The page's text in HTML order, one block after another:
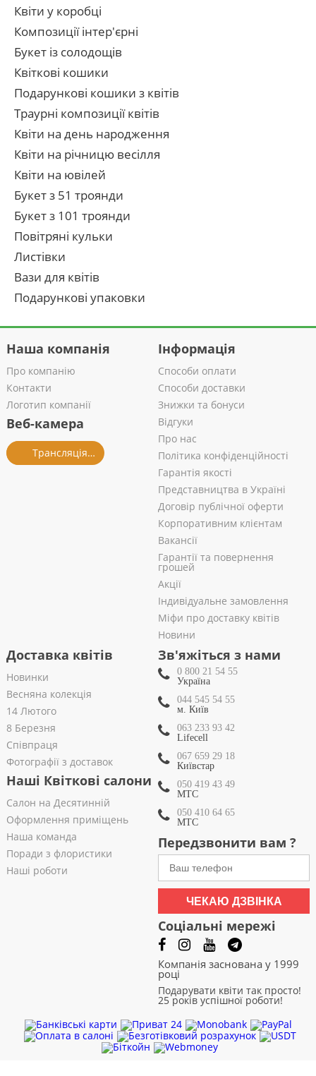
Квіти у коробці
Композиції інтер'єрні
Букет із солодощів
Квіткові кошики
Подарункові кошики з квітів
Траурні композиції квітів
Квіти на день народження
Квіти на річницю весілля
Квіти на ювілей
Букет з 51 троянди
Букет з 101 троянди
Повітряні кульки
Листівки
Вази для квітів
Подарункові упаковки
Наша компанія
Про компанію
Контакти
Логотип компанії
Веб-камера
Трансляція із салону
Інформація
Способи оплати
Способи доставки
Знижки та бонуси
Відгуки
Про нас
Політика конфіденційності
Гарантія якості
Представництва в Україні
Договір публічної оферти
Корпоративним клієнтам
Вакансії
Гарантії та повернення
грошей
Акції
Індивідуальне замовлення
Міфи про доставку квітів
Новини
Доставка квітів
Новинки
Весняна колекція
14 Лютого
8 Березня
Співпраця
Фотографії з доставок
Наші Квіткові салони
Салон на Десятинній
Оформлення приміщень
Наша команда
Поради з флористики
Наші роботи
Зв'яжіться з нами
0 800 21 54 55
Україна
044 545 54 55
м. Київ
063 233 93 42
Lifecell
067 659 29 18
Київстар
050 419 43 49
МТС
050 410 64 65
МТС
Передзвонити вам ?
ЧЕКАЮ ДЗВІНКА
Соціальні мережі
Компанія заснована у 1999
році
Подарувати квіти так просто!
25 років успішної роботи!